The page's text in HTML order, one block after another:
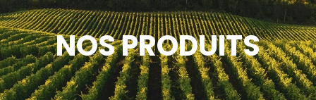
NOS PRODUITS